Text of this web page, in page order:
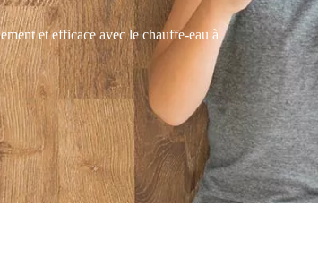
et efficace avec le chauffe-eau à